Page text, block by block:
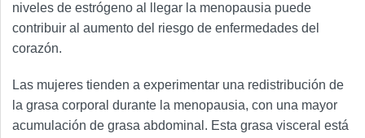
niveles de estrógeno al llegar la menopausia puede
contribuir al aumento del riesgo de enfermedades del
corazón.
Las mujeres tienden a experimentar una redistribución de
la grasa corporal durante la menopausia, con una mayor
acumulación de grasa abdominal. Esta grasa visceral está